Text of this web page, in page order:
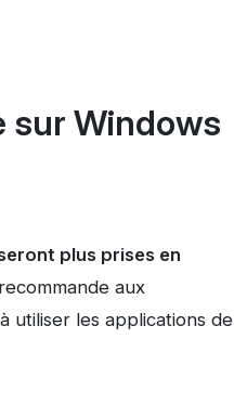
sur Windows
plus prises en
aux
utiliser les applications de